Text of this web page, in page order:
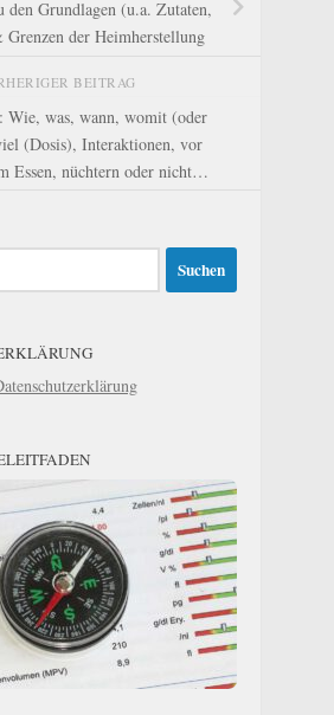
den Grundlagen (u.a. Zutaten,
der Heimherstellung
BEITRAG
Wie, was, wann, womit (oder
(Dosis), Interaktionen, vor
Essen, nüchtern oder nicht…